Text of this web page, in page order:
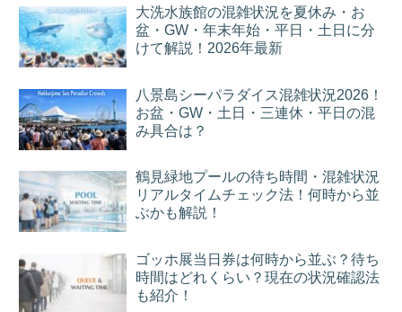
大洗水族館の混雑状況を夏休み・お
盆・GW・年末年始・平日・土日に分
けて解説！2026年最新
八景島シーパラダイス混雑状況2026！
お盆・GW・土日・三連休・平日の混
み具合は？
鶴見緑地プールの待ち時間・混雑状況
リアルタイムチェック法！何時から並
ぶかも解説！
ゴッホ展当日券は何時から並ぶ？待ち
時間はどれくらい？現在の状況確認法
も紹介！